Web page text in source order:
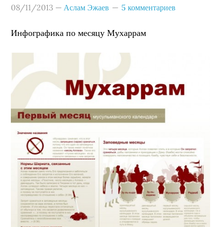
08/11/2013 —Аслам Эжаев 5 комментариев
Инфографика по месяцу Мухаррам